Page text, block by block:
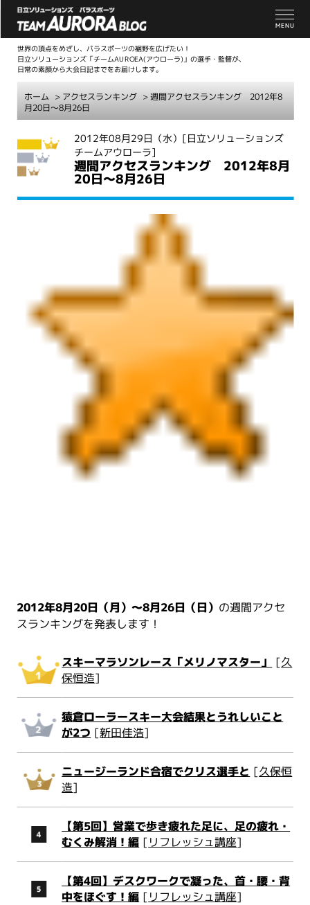
世界の頂点をめざし、パラスポーツの裾野を広げたい！
日立ソリューションズ「チームAUROEA(アウローラ)」の選手・監督が、
日常の素顔から大会日記までをお届けします。
ホーム > アクセスランキング > 週間アクセスランキング 2012年8
月20日～8月26日
2012年08月29日（水） [日立ソリューションズ
チームアウローラ]
週間アクセスランキング 2012年8月
20日～8月26日
2012年8月20日（月）～8月26日（日） の週間アクセ
スランキングを発表します！
スキーマラソンレース「メリノマスター」 [久
保恒造]
猿倉ローラースキー大会結果とうれしいこと
が2つ [新田佳浩]
ニュージーランド合宿でクリス選手と [久保恒
造]
【第5回】営業で歩き疲れた足に、足の疲れ・
むくみ解消！編 [リフレッシュ講座]
【第4回】デスクワークで凝った、首・腰・背
中をほぐす！編 [リフレッシュ講座]